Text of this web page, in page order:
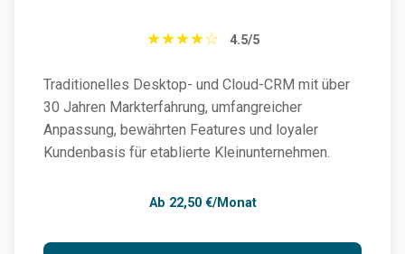
★★★★☆ 4.5/5
Traditionelles Desktop- und Cloud-CRM mit über
30 Jahren Markterfahrung, umfangreicher
Anpassung, bewährten Features und loyaler
Kundenbasis für etablierte Kleinunternehmen.
Ab 22,50 €/Monat